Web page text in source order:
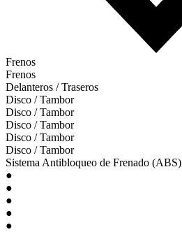
Frenos
Frenos
Delanteros / Traseros
Disco / Tambor
Disco / Tambor
Disco / Tambor
Disco / Tambor
Disco / Tambor
Sistema Antibloqueo de Frenado (ABS)
●
●
●
●
●